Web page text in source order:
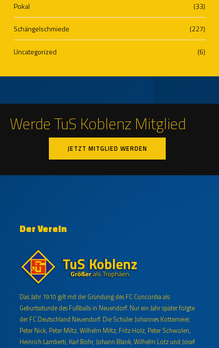
Pokal (33)
Schängelschmiede (227)
Uncategorized (6)
Werde TuS Koblenz Mitglied
JETZT MITGLIED WERDEN
Der Verein
Das Jahr 1910 gilt mit der Gründung des FC Concordia als
Geburtsstunde des Fußballs in Neuendorf. Nur ein Jahr später folgte
der FC Deutschland Neuendorf. Die Schüler Johannes Kottemeier,
Peter Nick, Peter Miltz, Wilhelm Miltz, Fritz Holz, Peter Schwolen,
Heinrich Lamberti, Karl Bohr, Johann Blank, Wilhelm Lotz und Josef